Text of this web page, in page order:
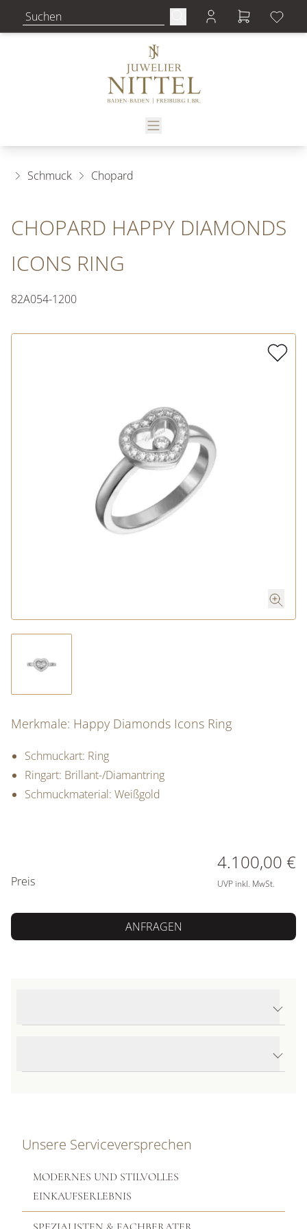
Schmuck Chopard
CHOPARD HAPPY DIAMONDS
ICONS RING
82A054-1200
Merkmale: Happy Diamonds Icons Ring
Schmuckart: Ring
Ringart: Brillant-/Diamantring
Schmuckmaterial: Weißgold
Preis
4.100,00 €
UVP inkl. MwSt.
ANFRAGEN
Unsere Serviceversprechen
MODERNES UND STILVOLLES
EINKAUFSERLEBNIS